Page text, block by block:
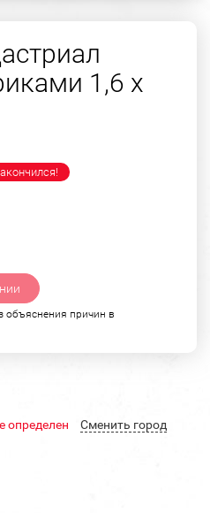
1,6 х
объяснения причин в
определен Cменить город